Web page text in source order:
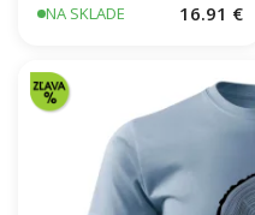
NA SKLADE 16.91 €